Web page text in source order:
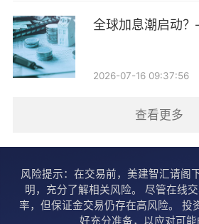
月正式实施，沪深交易所随后明确
2026年，外资可交易品种持续扩容
权及中金所全品类国债期货。5月
国）协助QFII完成国债期货首单交
仅用时34天。此次规则修订，标志
品种已超110个。
境外机构持有人民币资产规模稳
全球加息潮启动
2026-07-16 09:37:56
查看更多
风险提示：在交易前，美建智汇请阁
明，充分了解相关风险。 尽管在线
率，但保证金交易仍存在高风险。 投
好充分准备，以应对可能